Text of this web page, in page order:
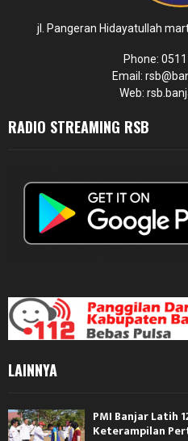
jl. Pangeran Hidayatullah
Phone:
Email:
Web:
RADIO STREAMING RSB
LAINNYA
PMI Banjar Latih
Keterampilan